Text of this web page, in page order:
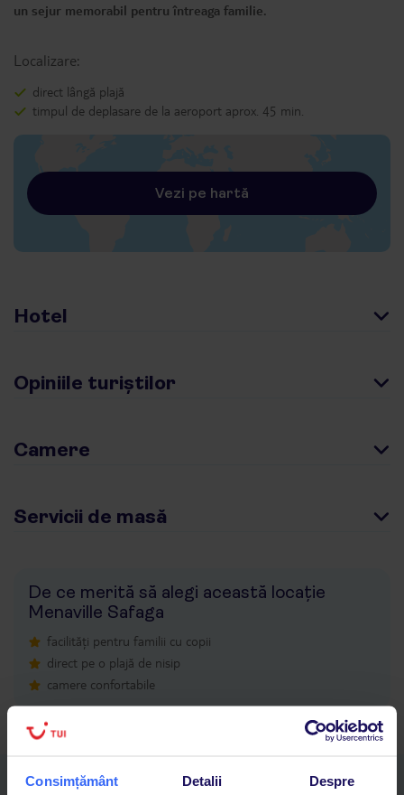
Consimțământ Detalii Despre
un sejur memorabil pentru întreaga familie.
Localizare:
direct lângă plajă
timpul de deplasare de la aeroport aprox. 45 min.
Vezi pe hartă
Hotel
Opiniile turiștilor
Camere
Servicii de masă
De ce merită să alegi această locație
Menaville Safaga
facilități pentru familii cu copii
direct pe o plajă de nisip
camere confortabile
Descarcă acum aplicația TUI